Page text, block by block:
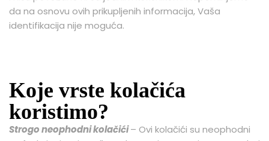
da na osnovu ovih prikupljenih informacija, Vaša
identifikacija nije moguća.
Koje vrste kolačića
koristimo?
Strogo neophodni kolačići– Ovi kolačići su neophodni